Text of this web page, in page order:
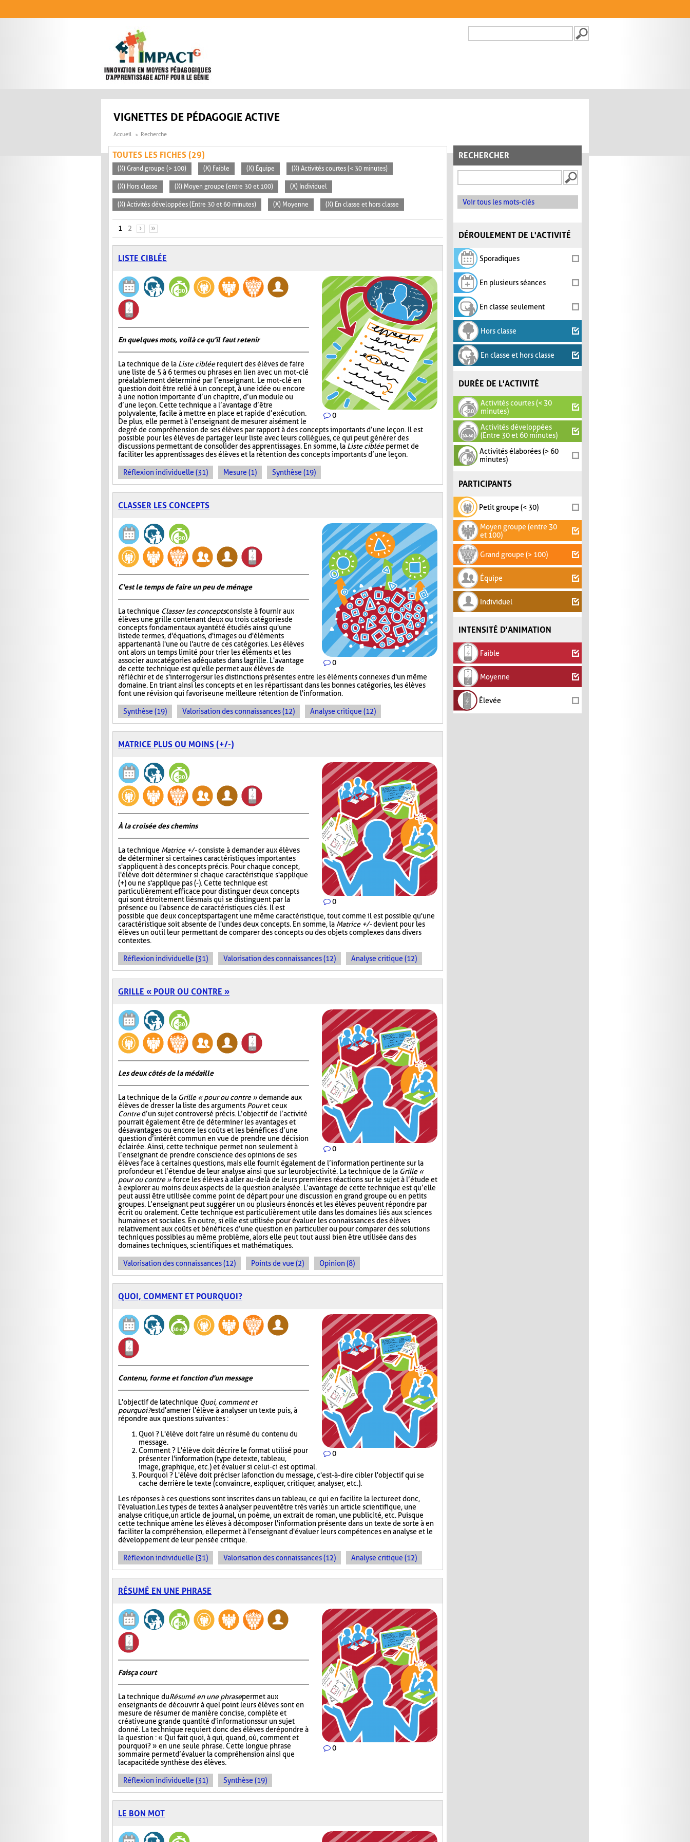
FORMULAIRE DE
VIGNETTES DE PÉDAGOGIE ACTIVE
Accueil Recherche
RECHERCHER
Voir tous les mots-clés
DÉROULEMENT DE L'ACTIVITÉ
Sporadiques
En plusieurs séances
En classe seulement
Hors classe
En classe et hors classe
DURÉE DE L'ACTIVITÉ
Activités courtes (< 30
minutes)
Activités développées
(Entre 30 et 60 minutes)
Activités élaborées (> 60
minutes)
PARTICIPANTS
Petit groupe (< 30)
Moyen groupe (entre 30
et 100)
Grand groupe (> 100)
Équipe
Individuel
INTENSITÉ D'ANIMATION
Faible
Moyenne
Élevée
TOUTES LES FICHES (29)
(X) Grand groupe (> 100) (X) Faible (X) Équipe (X) Activités courtes (< 30 minutes)
(X) Hors classe (X) Moyen groupe (entre 30 et 100) (X) Individuel
(X) Activités développées (Entre 30 et 60 minutes) (X) Moyenne (X) En classe et hors classe
PAGES
1 2 › »
LISTE CIBLÉE
0
En quelques mots, voilà ce qu'il faut retenir
La technique de la Liste cibléerequiert des élèves de faire
une liste de 5 à 6 termes ou phrases en lien avec un mot-clé
préalablement déterminé par l’enseignant. Le mot-clé en
question doit être relié à un concept, à une idée ou encore
à une notion importante d’un chapitre, d’un module ou
d’une leçon. Cette technique a l’avantage d’être
polyvalente, facile à mettre en place et rapide d’exécution.
De plus, elle permet à l’enseignant de mesurer aisément le
degré de compréhension de ses élèves par rapport à des concepts importants d’une leçon. Il est
possible pour les élèves de partager leur liste avec leurs collègues, ce qui peut générer des
discussions permettant de consolider des apprentissages. En somme, la Liste cibléepermet de
faciliter les apprentissages des élèves et la rétention des concepts importants d’une leçon.
Réflexion individuelle (31) Mesure (1) Synthèse (19)
CLASSER LES CONCEPTS
0
C'est le temps de faire un peu de ménage
La technique Classer les conceptsconsiste à fournir aux
élèves une grille contenant deux ou trois catégories de
concepts fondamentaux ayant été étudiés ainsi qu'une
liste de termes, d'équations, d'images ou d'éléments
appartenant à l'une ou l'autre de ces catégories. Les élèves
ont alors un temps limité pour trier les éléments et les
associer aux catégories adéquates dans la grille. L'avantage
de cette technique est qu'elle permet aux élèves de
réfléchir et de s'interroger sur les distinctions présentes entre les éléments connexes d'un même
domaine. En triant ainsi les concepts et en les répartissant dans les bonnes catégories, les élèves
font une révision qui favorise une meilleure rétention de l'information.
Synthèse (19) Valorisation des connaissances (12) Analyse critique (12)
MATRICE PLUS OU MOINS (+/-)
0
À la croisée des chemins
La technique Matrice +/-consiste à demander aux élèves
de déterminer si certaines caractéristiques importantes
s'appliquent à des concepts précis. Pour chaque concept,
l'élève doit déterminer si chaque caractéristique s'applique
(+) ou ne s'applique pas (-). Cette technique est
particulièrement efficace pour distinguer deux concepts
qui sont étroitement liés mais qui se distinguent par la
présence ou l'absence de caractéristiques clés. Il est
possible que deux concepts partagent une même caractéristique, tout comme il est possible qu'une
caractéristique soit absente de l'un des deux concepts. En somme, la Matrice +/-devient pour les
élèves un outil leur permettant de comparer des concepts ou des objets complexes dans divers
contextes.
Réflexion individuelle (31) Valorisation des connaissances (12) Analyse critique (12)
GRILLE « POUR OU CONTRE »
0
Les deux côtés de la médaille
La technique de la Grille « pour ou contre »demande aux
élèves de dresser la liste des arguments Pouret ceux
Contred’un sujet controversé précis. L’objectif de l’activité
pourrait également être de déterminer les avantages et
désavantages ou encore les coûts et les bénéfices d’une
question d’intérêt commun en vue de prendre une décision
éclairée. Ainsi, cette technique permet non seulement à
l’enseignant de prendre conscience des opinions de ses
élèves face à certaines questions, mais elle fournit également de l’information pertinente sur la
profondeur et l’étendue de leur analyse ainsi que sur leur objectivité. La technique de la Grille «
pour ou contre »force les élèves à aller au-delà de leurs premières réactions sur le sujet à l’étude et
à explorer au moins deux aspects de la question analysée. L’avantage de cette technique est qu’elle
peut aussi être utilisée comme point de départ pour une discussion en grand groupe ou en petits
groupes. L’enseignant peut suggérer un ou plusieurs énoncés et les élèves peuvent répondre par
écrit ou oralement. Cette technique est particulièrement utile dans les domaines liés aux sciences
humaines et sociales. En outre, si elle est utilisée pour évaluer les connaissances des élèves
relativement aux coûts et bénéfices d’une question en particulier ou pour comparer des solutions
techniques possibles au même problème, alors elle peut tout aussi bien être utilisée dans des
domaines techniques, scientifiques et mathématiques.
Valorisation des connaissances (12) Points de vue (2) Opinion (8)
QUOI, COMMENT ET POURQUOI?
0
Contenu, forme et fonction d'un message
L'objectif de la technique Quoi, comment et
pourquoi?est d'amener l'élève à analyser un texte puis, à
répondre aux questions suivantes :
Quoi ? L'élève doit faire un résumé du contenu du
message.
Comment ? L'élève doit décrire le format utilisé pour
présenter l'information (type de texte, tableau,
image, graphique, etc.) et évaluer si celui-ci est optimal.
Pourquoi ? L'élève doit préciser la fonction du message, c'est-à-dire cibler l'objectif qui se
cache derrière le texte (convaincre, expliquer, critiquer, analyser, etc.).
Les réponses à ces questions sont inscrites dans un tableau, ce qui en facilite la lecture et donc,
l'évaluation. Les types de textes à analyser peuvent être très variés : un article scientifique, une
analyse critique, un article de journal, un poème, un extrait de roman, une publicité, etc. Puisque
cette technique amène les élèves à décomposer l'information présente dans un texte de sorte à en
faciliter la compréhension, elle permet à l'enseignant d'évaluer leurs compétences en analyse et le
développement de leur pensée critique.
Réflexion individuelle (31) Valorisation des connaissances (12) Analyse critique (12)
RÉSUMÉ EN UNE PHRASE
0
Fais ça court
La technique duRésumé en une phrasepermet aux
enseignants de découvrir à quel point leurs élèves sont en
mesure de résumer de manière concise, complète et
créative une grande quantité d'informations sur un sujet
donné. La technique requiert donc des élèves de répondre à
la question : « Qui fait quoi, à qui, quand, où, comment et
pourquoi? » en une seule phrase. Cette longue phrase
sommaire permet d’évaluer la compréhension ainsi que
la capacité de synthèse des élèves.
Réflexion individuelle (31) Synthèse (19)
LE BON MOT